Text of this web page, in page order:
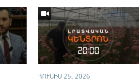
ՀՈՒՆԻՍ 25, 2026